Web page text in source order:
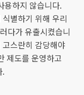
용하지 않습니다.
별하기 위해 우리
다가 유출시켰습니
스란히 감당해야
제도를 운영하고
.